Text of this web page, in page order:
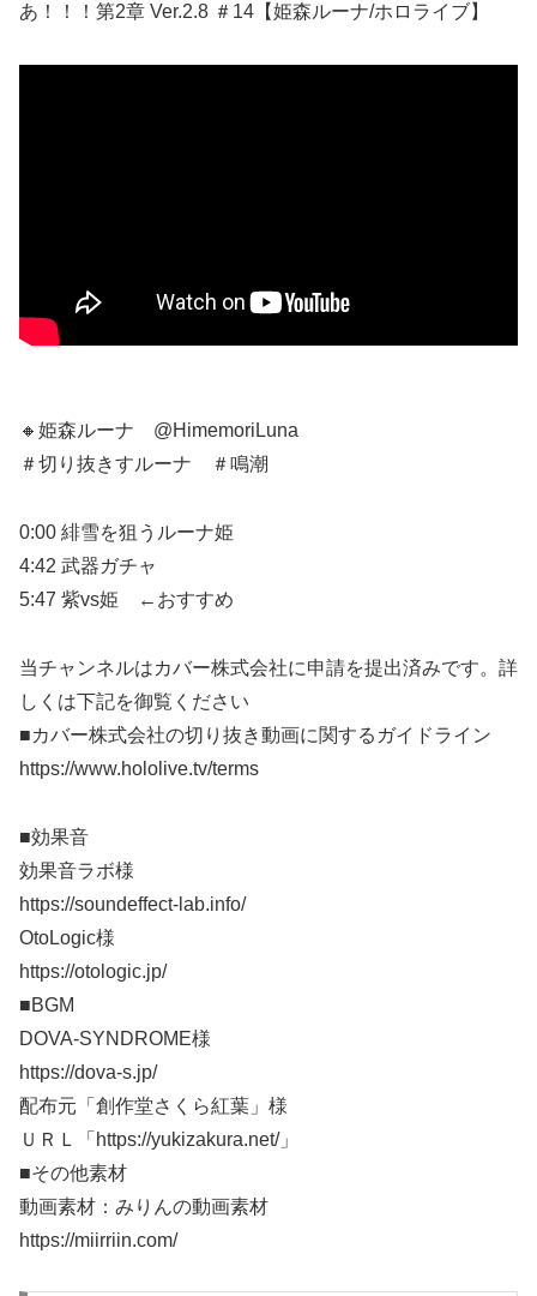
あ！！！第2章 Ver.2.8 ＃14【姫森ルーナ/ホロライブ】
🔸姫森ルーナ @HimemoriLuna
＃切り抜きすルーナ ＃鳴潮
0:00 緋雪を狙うルーナ姫
4:42 武器ガチャ
5:47 紫vs姫 ←おすすめ
当チャンネルはカバー株式会社に申請を提出済みです。詳
しくは下記を御覧ください
■カバー株式会社の切り抜き動画に関するガイドライン
https://www.hololive.tv/terms
■効果音
効果音ラボ様
https://soundeffect-lab.info/
OtoLogic様
https://otologic.jp/
■BGM
DOVA-SYNDROME様
https://dova-s.jp/
配布元「創作堂さくら紅葉」様
ＵＲＬ「https://yukizakura.net/」
■その他素材
動画素材：みりんの動画素材
https://miirriin.com/